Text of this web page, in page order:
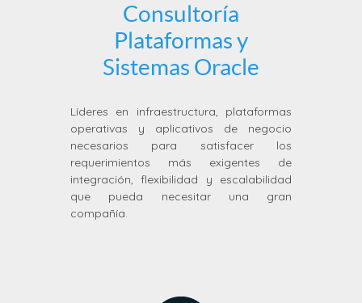
Consultoría
Plataformas y
Sistemas Oracle
Líderes en infraestructura, plataformas
operativas y aplicativos de negocio
necesarios para satisfacer los
requerimientos más exigentes de
integración, flexibilidad y escalabilidad
que pueda necesitar una gran
compañía.